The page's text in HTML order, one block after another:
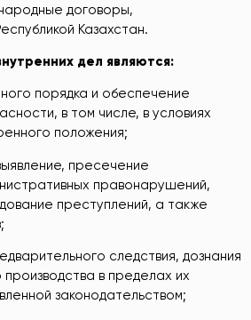
договоры,
Казахстан.
дел являются:
порядка и обеспечение
в том числе, в условиях
положения;
пресечение
правонарушений,
преступлений, а также
следствия, дознания
в пределах их
законодательством;